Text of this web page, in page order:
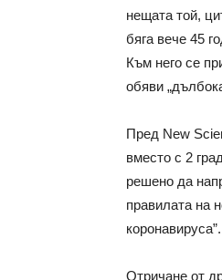
нещата той,
бяга вече 45
Към него се
обяви
Пред New
вместо с 2
решено да
правилата на
коронавируса”.
Отричане от